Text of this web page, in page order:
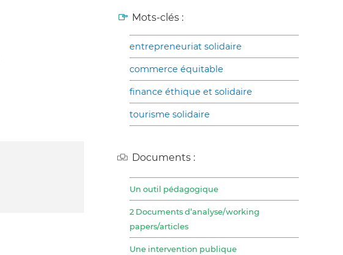
Mots-clés :
entrepreneuriat solidaire
commerce équitable
finance éthique et solidaire
tourisme solidaire
Documents :
Un outil pédagogique
2 Documents d’analyse/working
papers/articles
Une intervention publique